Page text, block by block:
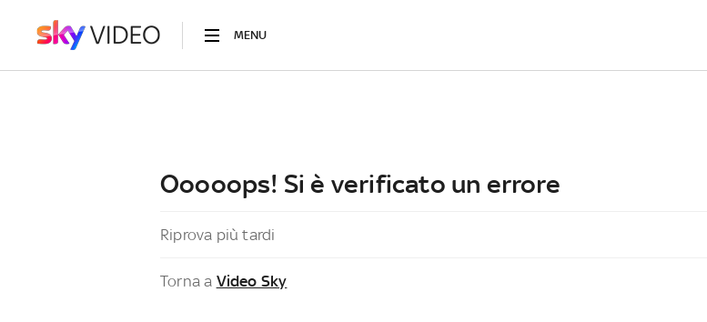
MENU
Ooooops! Si è verificato un errore
Riprova più tardi
Torna a Video Sky